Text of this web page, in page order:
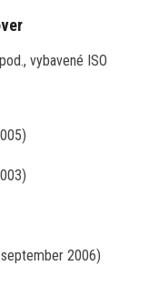
vybavené ISO
2006)